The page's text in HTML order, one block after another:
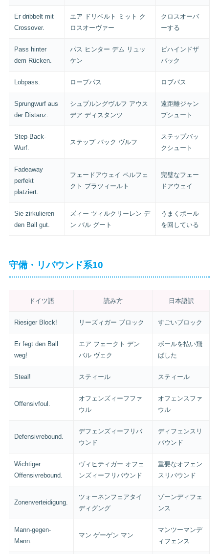
Er dribbelt mit
Crossover.
エア ドリベルト ミット ク
ロスオーヴァー
クロスオーバ
ーする
Pass hinter
dem Rücken.
パス ヒンター デム リュッ
ケン
ビハインドザ
バック
Lobpass. ロープパス ロブパス
Sprungwurf aus
der Distanz.
シュプルングヴルフ アウス
デア ディスタンツ
遠距離ジャン
プシュート
Step-Back-
Wurf.
ステップ バック ヴルフ
ステップバッ
クシュート
Fadeaway
perfekt
platziert.
フェードアウェイ ペルフェ
クト プラツィールト
完璧なフェー
ドアウェイ
Sie zirkulieren
den Ball gut.
ズィー ツィルクリーレン デ
ン バル グート
うまくボール
を回している
守備・リバウンド系10
ドイツ語 読み方 日本語訳
Riesiger Block! リーズィガー ブロック すごいブロック
Er fegt den Ball
weg!
エア フェークト デン
バル ヴェク
ボールを払い飛
ばした
Steal! スティール スティール
Offensivfoul.
オフェンズィーフファ
ウル
オフェンスファ
ウル
Defensivrebound.
デフェンズィーフリバ
ウンド
ディフェンスリ
バウンド
Wichtiger
Offensivrebound.
ヴィヒティガー オフェ
ンズィーフリバウンド
重要なオフェン
スリバウンド
Zonenverteidigung.
ツォーネンフェアタイ
ディグング
ゾーンディフェ
ンス
Mann-gegen-
Mann.
マン ゲーゲン マン
マンツーマンデ
ィフェンス